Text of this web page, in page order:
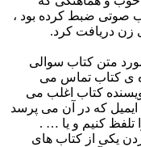
صوتی ضبط کرده بود ،
زن دریافت کرد.
متن کتاب سوالی
ی کتاب تماس می
کتاب اغلب می
ایمیل که در آن می پرسد
کنیم و یا … .
یکی از کتاب های